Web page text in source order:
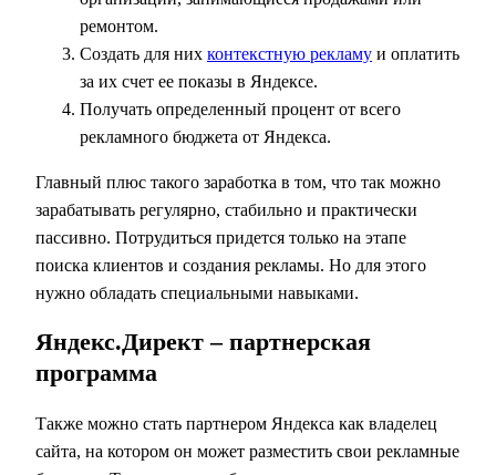
ремонтом.
Создать для них контекстную рекламу и оплатить
за их счет ее показы в Яндексе.
Получать определенный процент от всего
рекламного бюджета от Яндекса.
Главный плюс такого заработка в том, что так можно
зарабатывать регулярно, стабильно и практически
пассивно. Потрудиться придется только на этапе
поиска клиентов и создания рекламы. Но для этого
нужно обладать специальными навыками.
Яндекс.Директ – партнерская
программа
Также можно стать партнером Яндекса как владелец
сайта, на котором он может разместить свои рекламные